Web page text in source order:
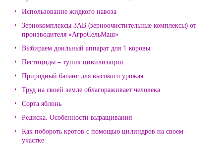
Использование жидкого навоза
Зернокомплексы ЗАВ (зерноочистительные комплексы) от
производителя «АгроСельМаш»
Выбираем доильный аппарат для 1 коровы
Пестициды – тупик цивилизации
Природный баланс для высокого урожая
Труд на своей земле облагораживает человека
Сорта яблонь
Редиска. Особенности выращивания
Как побороть кротов с помощью цилиндров на своем
участке